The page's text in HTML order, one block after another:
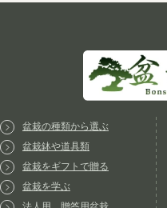
盆栽の種類から選ぶ
盆栽鉢や道具類
盆栽をギフトで贈る
盆栽を学ぶ